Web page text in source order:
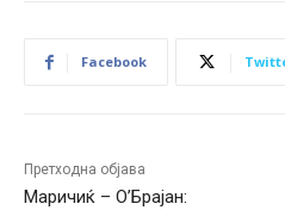
Facebook
Претходна објава
Маричиќ – О’Брајан: